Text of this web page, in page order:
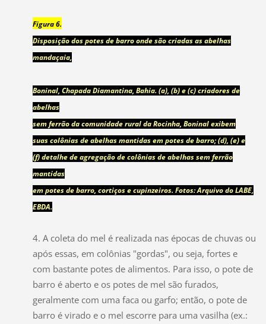
Figura 6.
Disposição dos potes de barro onde são criadas as abelhas
mandaçaia,
Boninal, Chapada Diamantina, Bahia. (a), (b) e (c) criadores de
abelhas
sem ferrão da comunidade rural da Rocinha, Boninal exibem
suas colônias de abelhas mantidas em potes de barro; (d), (e) e
(f) detalhe de agregação de colônias de abelhas sem ferrão
mantidas
em potes de barro, cortiços e cupinzeiros. Fotos: Arquivo do LABE,
EBDA.
4. A coleta do mel é realizada nas épocas de chuvas ou
após essas, em colônias "gordas", ou seja, fortes e
com bastante potes de alimentos. Para isso, o pote de
barro é aberto e os potes de mel são furados,
geralmente com uma faca ou garfo; então, o pote de
barro é virado e o mel escorre para uma vasilha (ex.: